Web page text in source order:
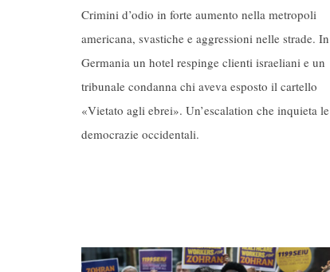
Crimini d’odio in forte aumento nella metropoli
americana, svastiche e aggressioni nelle strade. In
Germania un hotel respinge clienti israeliani e un
tribunale condanna chi aveva esposto il cartello
«Vietato agli ebrei». Un’escalation che inquieta le
democrazie occidentali.